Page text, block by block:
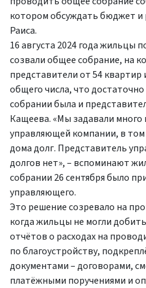
котором обсуждать бюджет и
Раиса.
16 августа 2024 года жильцы
созвали общее собрание, на
представители от 54 квартир
общего числа, что
собрании была и
Кащеева. «Мы задавали
управляющей компании, в том
дома долг. Представитель
долгов нет», – вспоминают
собрании 26 сентября было
управляющего.
Это решение созревало на
когда жильцы не могли
отчётов о расходах на
по благоустройству,
документами – договорами,
платёжными поручениями и